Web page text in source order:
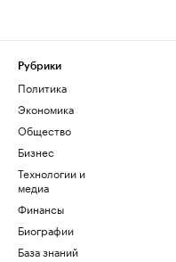
Рубрики
Политика
Экономика
Общество
Бизнес
Технологии и
медиа
Финансы
Биографии
База знаний